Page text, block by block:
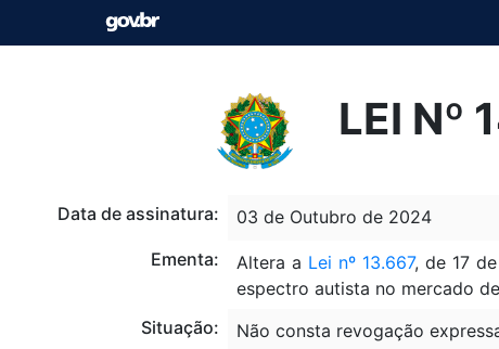
LEI Nº
Data de assinatura:
03 de Outubro de 2024
Ementa:
Altera a Lei nº 13.667, de 17
espectro autista no mercado
Situação:
Não consta revogação